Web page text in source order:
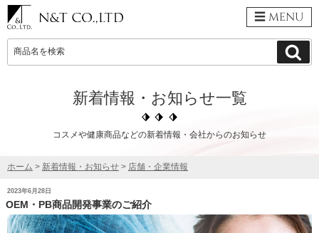
menu
索:
新着情報・お知らせ一覧
コスメや健康商品などの新着情報・会社からのお知らせ
ホーム > 新着情報・お知らせ > 店舗・企業情報
投
稿
日:
2023年6月28日
OEM・PB商品開発事業のご紹介